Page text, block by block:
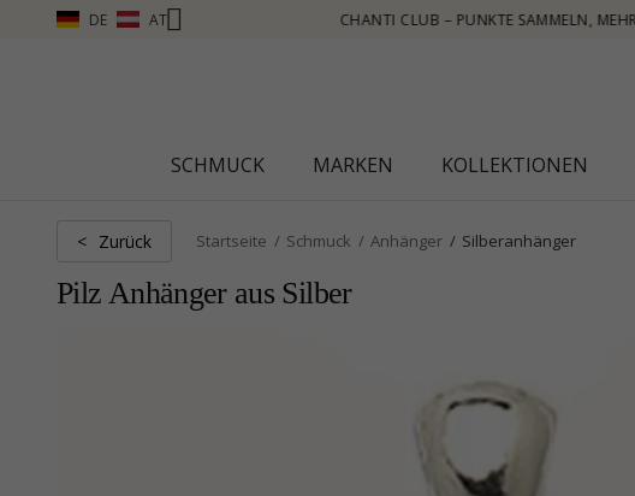
DE AT
SAMMELN, MEHR SEHEN – KLICKEN SIE HIER
SCHMUCK MARKEN KOLLEKTIONEN
< Zurück Startseite Schmuck Anhänger Silberanhänger
Pilz Anhänger aus Silber